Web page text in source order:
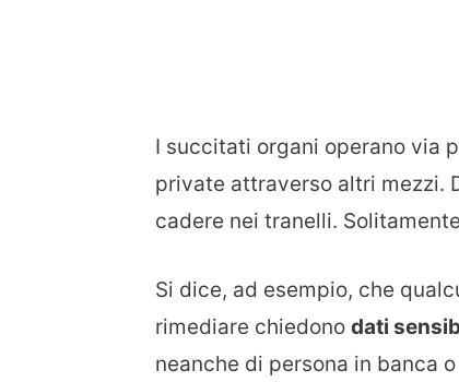
I succitati organi operano via
private attraverso altri mezzi.
cadere nei tranelli.
Si dice, ad esempio, che
rimediare chiedono dati
neanche di persona in banca